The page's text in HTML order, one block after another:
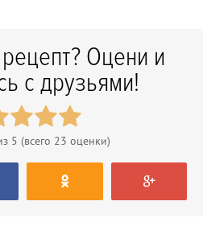
Оцени и
с друзьями!
5 (всего 23 оценки)